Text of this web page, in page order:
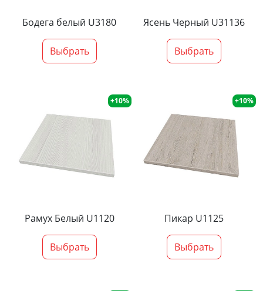
Бодега белый U3180
Выбрать
Ясень Черный U31136
Выбрать
+10%
Рамух Белый U1120
Выбрать
+10%
Пикар U1125
Выбрать